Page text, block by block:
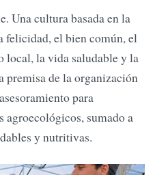
Una cultura basada en la
felicidad, el bien común, el
local, la vida saludable y la
premisa de la organización
para
agroecológicos, sumado a
y nutritivas.